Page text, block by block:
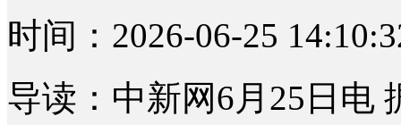
时间：2026-06-25
导读：中新网6月25日电